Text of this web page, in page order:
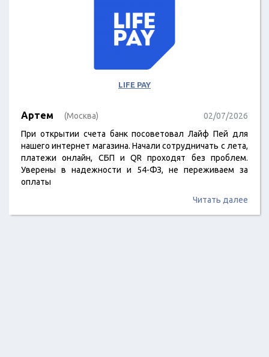
LIFE PAY
Артем (Москва)
02/07/2026
При открытии счета банк посоветовал Лайф Пей для
нашего интернет магазина. Начали сотрудничать с лета,
платежи онлайн, СБП и QR проходят без проблем.
Уверены в надежности и 54-ФЗ, не переживаем за
оплаты
Читать далее